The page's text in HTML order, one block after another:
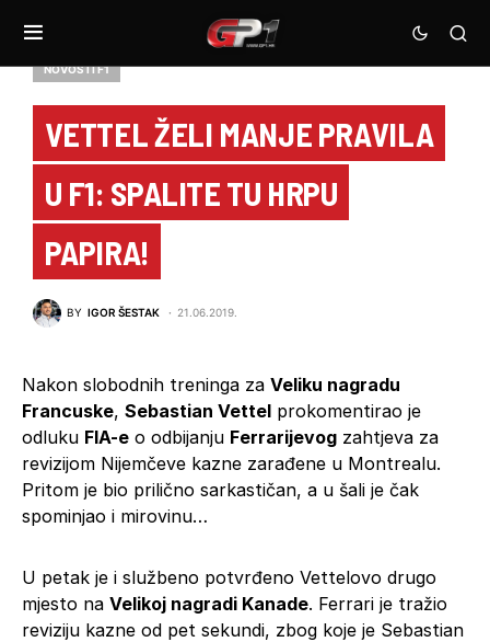
NOVOSTI F1
VETTEL ŽELI MANJE PRAVILA
U F1: SPALITE TU HRPU
PAPIRA!
BY IGOR ŠESTAK 21.06.2019.
Nakon slobodnih treninga za Veliku nagradu
Francuske, Sebastian Vettel prokomentirao je
odluku FIA-e o odbijanju Ferrarijevog zahtjeva za
revizijom Nijemčeve kazne zarađene u Montrealu.
Pritom je bio prilično sarkastičan, a u šali je čak
spominjao i mirovinu…
U petak je i službeno potvrđeno Vettelovo drugo
mjesto na Velikoj nagradi Kanade. Ferrari je tražio
reviziju kazne od pet sekundi, zbog koje je Sebastian